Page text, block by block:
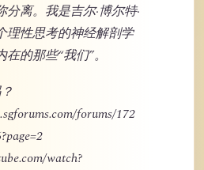
离。我是吉尔·博尔特·
理性思考的神经解剖学
的那些“我们”。
forums/172
watch?